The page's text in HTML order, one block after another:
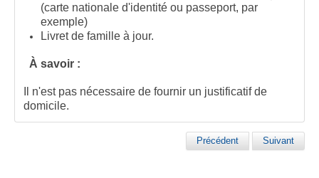
(carte nationale d'identité ou passeport, par
exemple)
Livret de famille à jour.
À savoir :
Il n'est pas nécessaire de fournir un justificatif de
domicile.
Précédent Suivant